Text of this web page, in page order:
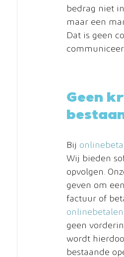
bedrag niet
maar een
Dat is geen
Geen
Bij
Wij bieden
opvolgen.
geven om
factuur of
geen
wordt
bestaande